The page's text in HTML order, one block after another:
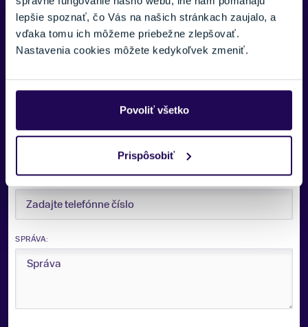
lepšie spoznať, čo Vás na našich stránkach zaujalo, a
vďaka tomu ich môžeme priebežne zlepšovať.
Nastavenia cookies môžete kedykoľvek zmeniť.
Povoliť všetko
Prispôsobiť
Potrebujete viac informácii? Sme tu
pre vás.
TELEFÓNNE ČÍSLO:
SPRÁVA: